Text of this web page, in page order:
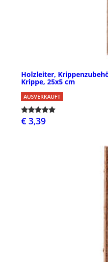
Holzleiter,
Krippe, 25x5 cm
AUSVERKAUFT
€ 3,39